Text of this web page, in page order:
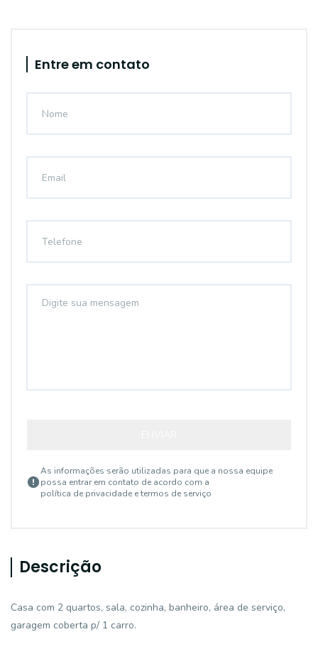
Entre em contato
As informações serão utilizadas para que a nossa equipe
possa entrar em contato de acordo com a
política de privacidade e termos de serviço
Descrição
Casa com 2 quartos, sala, cozinha, banheiro, área de serviço,
garagem coberta p/ 1 carro.